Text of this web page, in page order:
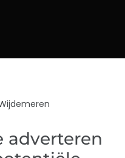
adverteren